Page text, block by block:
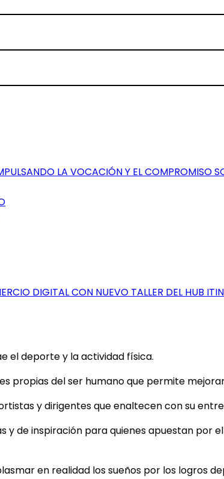
LA VOCACIÓN Y EL COMPROMISO
DIGITAL CON NUEVO TALLER DEL HUB
el deporte y la actividad física.
propias del ser humano que permite
y dirigentes que enaltecen con su
y de inspiración para quienes apuestan por
en realidad los sueños por los logros